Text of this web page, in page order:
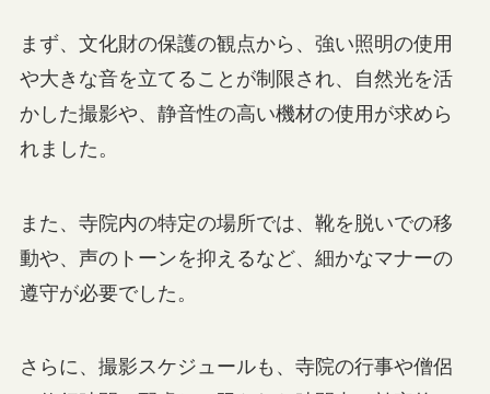
まず、文化財の保護の観点から、強い照明の使用
や大きな音を立てることが制限され、自然光を活
かした撮影や、静音性の高い機材の使用が求めら
れました。
また、寺院内の特定の場所では、靴を脱いでの移
動や、声のトーンを抑えるなど、細かなマナーの
遵守が必要でした。
さらに、撮影スケジュールも、寺院の行事や僧侶